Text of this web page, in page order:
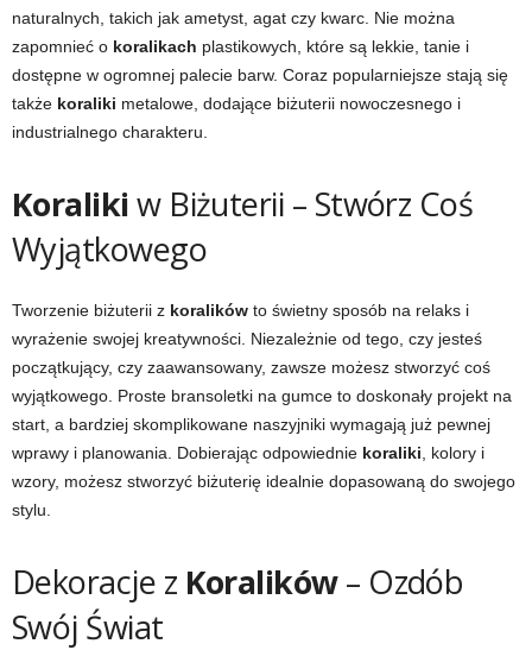
naturalnych, takich jak ametyst, agat czy kwarc. Nie można
zapomnieć o koralikach plastikowych, które są lekkie, tanie i
dostępne w ogromnej palecie barw. Coraz popularniejsze stają się
także koraliki metalowe, dodające biżuterii nowoczesnego i
industrialnego charakteru.
Koraliki w Biżuterii – Stwórz Coś
Wyjątkowego
Tworzenie biżuterii z koralików to świetny sposób na relaks i
wyrażenie swojej kreatywności. Niezależnie od tego, czy jesteś
początkujący, czy zaawansowany, zawsze możesz stworzyć coś
wyjątkowego. Proste bransoletki na gumce to doskonały projekt na
start, a bardziej skomplikowane naszyjniki wymagają już pewnej
wprawy i planowania. Dobierając odpowiednie koraliki , kolory i
wzory, możesz stworzyć biżuterię idealnie dopasowaną do swojego
stylu.
Dekoracje z Koralików– Ozdób
Swój Świat